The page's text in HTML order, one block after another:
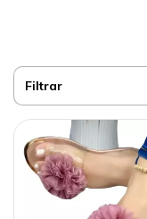
Filtrar